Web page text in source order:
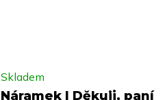
Náramek | Děkuji, paní
Skladem